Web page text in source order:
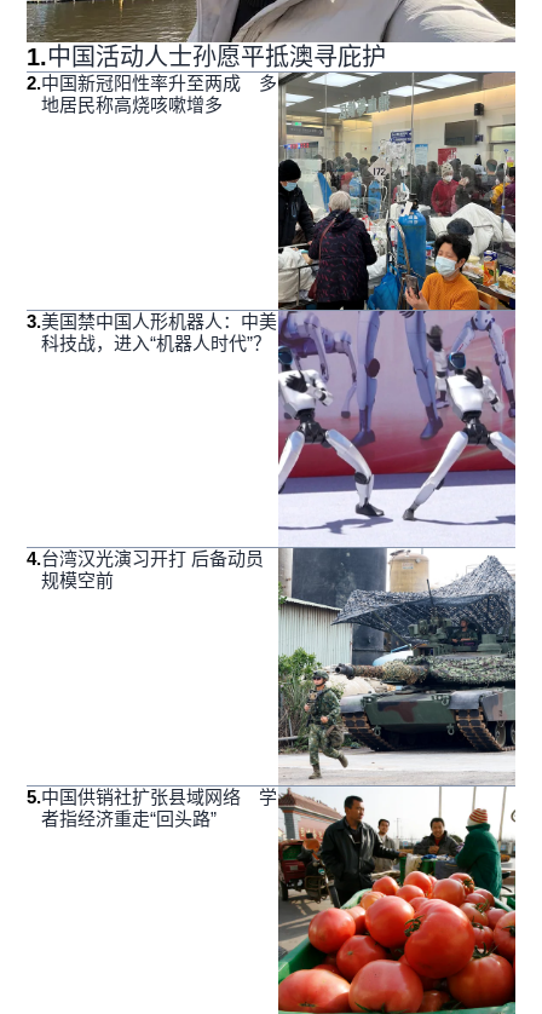
1.中国活动人士孙愿平抵澳寻庇护
2.中国新冠阳性率升至两成 多
地居民称高烧咳嗽增多
3.美国禁中国人形机器人：中美
科技战，进入“机器人时代”？
4.台湾汉光演习开打 后备动员
规模空前
5.中国供销社扩张县域网络 学
者指经济重走“回头路”